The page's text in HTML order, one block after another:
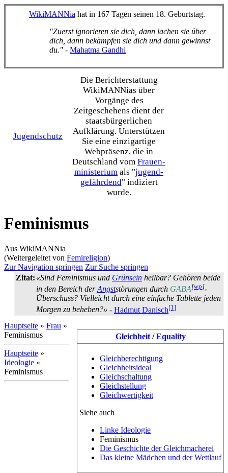
WikiMANNia hat in 167 Tagen seinen 18. Geburtstag.
"Zuerst ignorieren sie dich, dann lachen sie über
dich, dann bekämpfen sie dich und dann gewinnst
du." - Mahatma Gandhi
Jugendschutz
Die Bericht­erstattung
WikiMANNias über
Vorgänge des
Zeitgeschehens dient der
staats­bürgerlichen
Aufklärung. Unterstützen
Sie eine einzig­artige
Webpräsenz, die in
Deutschland vom Frauen­
ministerium als "jugend­
gefährdend" indiziert
wurde.
Feminismus
Aus WikiMANNia
(Weitergeleitet von Femireligion)
Zur Navigation springen Zur Suche springen
Zitat: «Sind Feminismus und Grünsein heilbar? Gehören beide
in den Bereich derAngst­störungen durch GABA[wp]-
Überschuss? Vielleicht durch eine einfache Tablette jeden
Morgen zu beheben?» - Hadmut Danisch[1]
Gleichheit/Equality
Gleichberechtigung
Gleichheitsideal
Gleichschaltung
Gleichstellung
Gleichwertigkeit
Siehe auch
Linke Ideologie
Feminismus
Die Geschichte der Gleichmacherei
Das kleine Mädchen und der Wettlauf
Hauptseite » Frau »
Feminismus
Hauptseite »
Ideologie »
Feminismus